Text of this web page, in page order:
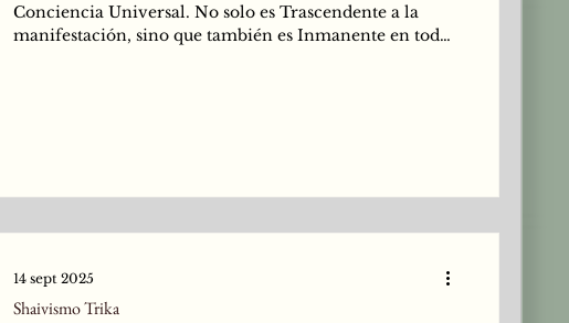
Conciencia Universal. No solo es Trascendente a la
manifestación, sino que también es Inmanente en toda
Shaivismo Trika
14 sept 2025